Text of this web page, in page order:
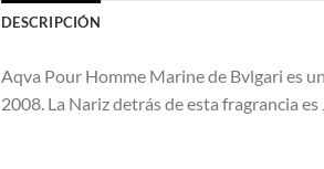
DESCRIPCIÓN
Aqva Pour Homme Marine de Bvlgari es
2008. La Nariz detrás de esta fragrancia